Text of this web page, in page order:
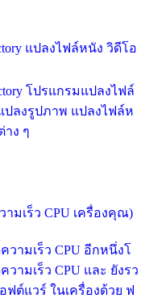
แปลงไฟล์หนัง วิดีโอ
โปรแกรมแปลงไฟล์
ปลงรูปภาพ แปลงไฟล์ห
าง ๆ
ามเร็ว CPU เครื่องคุณ)
วามเร็ว CPU อีกหนึ่งโ
ามเร็ว CPU และ ยังรว
ต์แวร์ ในเครื่องด้วย ฟ